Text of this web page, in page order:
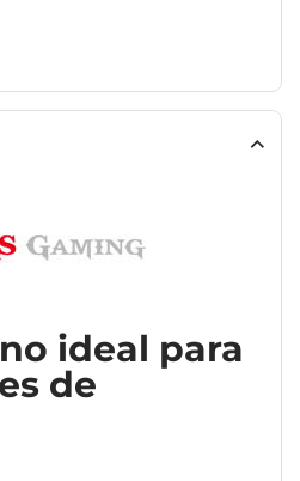
ideal para
de